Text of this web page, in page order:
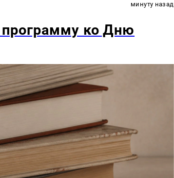
минуту назад
программу ко Дню